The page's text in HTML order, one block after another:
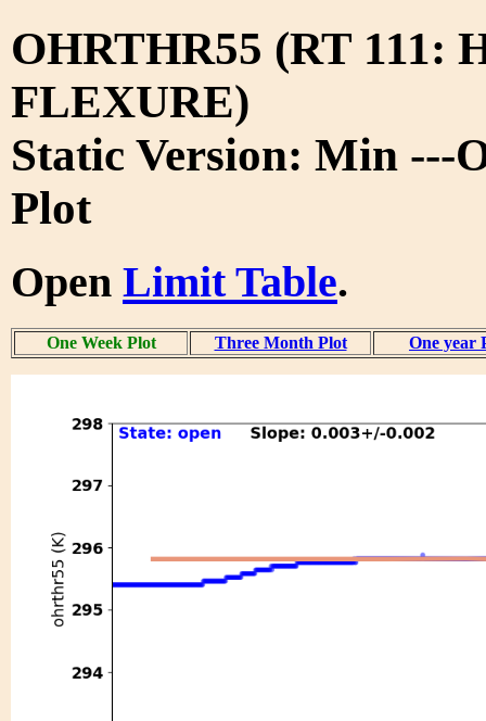
OHRTHR55 (RT 111:
FLEXURE)
Static Version: Min ---
Plot
Open Limit Table.
One Week Plot Three Month Plot One year